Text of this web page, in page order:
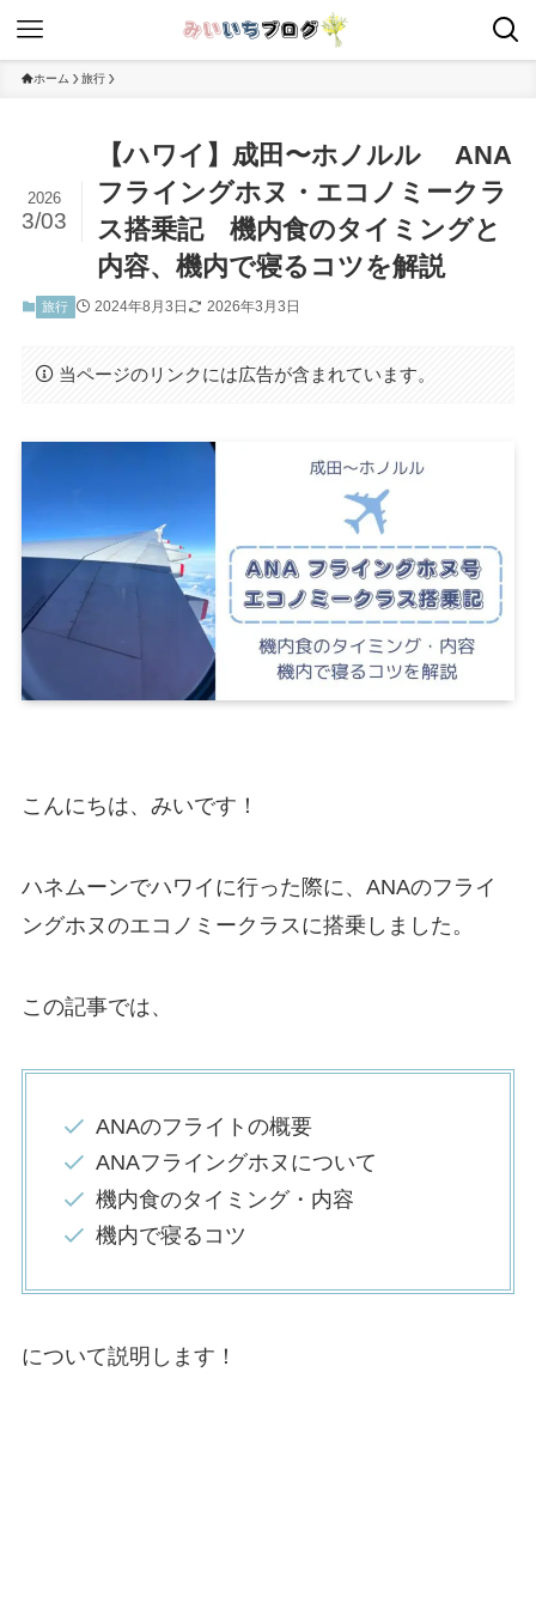
ホーム 旅行
【ハワイ】成田〜ホノルル ANA
フライングホヌ・エコノミークラ
ス搭乗記 機内食のタイミングと
内容、機内で寝るコツを解説
2026
3/03
旅行 2024年8月3日 2026年3月3日
当ページのリンクには広告が含まれています。
こんにちは、みいです！
ハネムーンでハワイに行った際に、ANAのフライ
ングホヌのエコノミークラスに搭乗しました。
この記事では、
ANAのフライトの概要
ANAフライングホヌについて
機内食のタイミング・内容
機内で寝るコツ
について説明します！